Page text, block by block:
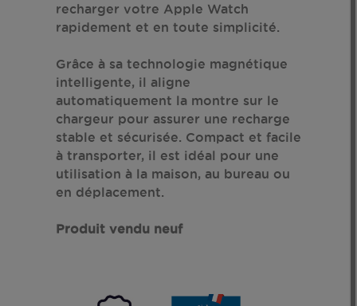
recharger votre Apple Watch
rapidement et en toute simplicité.
Grâce à sa technologie magnétique
intelligente, il aligne
automatiquement la montre sur le
chargeur pour assurer une recharge
stable et sécurisée. Compact et facile
à transporter, il est idéal pour une
utilisation à la maison, au bureau ou
en déplacement.
Produit vendu neuf